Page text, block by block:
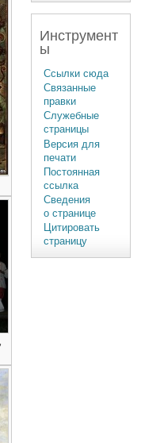
Инструмент
ы
Ссылки сюда
Связанные
правки
Служебные
страницы
Версия для
печати
Постоянная
ссылка
Сведения
о странице
Цитировать
страницу